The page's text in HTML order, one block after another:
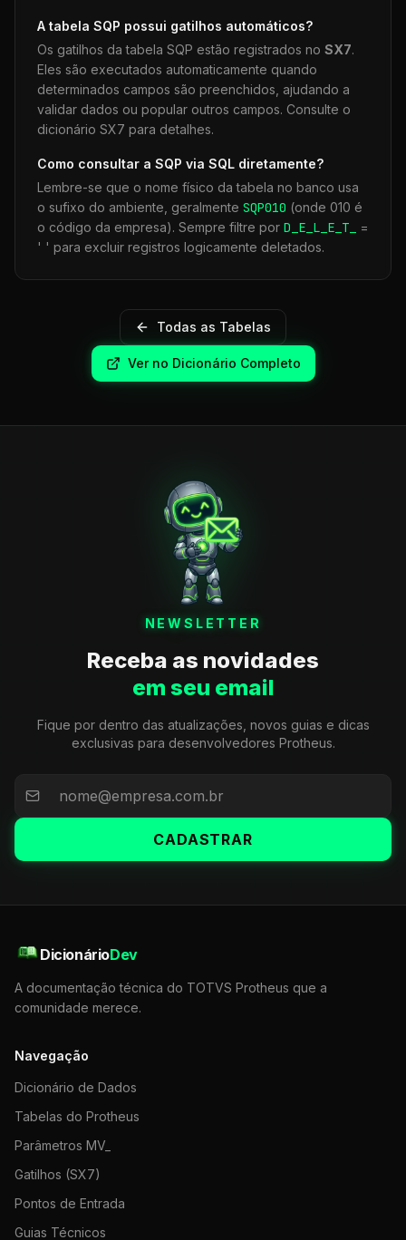
A tabela SQP possui gatilhos automáticos?
Os gatilhos da tabela SQP estão registrados no SX7.
Eles são executados automaticamente quando
determinados campos são preenchidos, ajudando a
validar dados ou popular outros campos. Consulte o
dicionário SX7 para detalhes.
Como consultar a SQP via SQL diretamente?
Lembre-se que o nome físico da tabela no banco usa
o sufixo do ambiente, geralmente SQP010 (onde 010 é
o código da empresa). Sempre filtre por D_E_L_E_T_
=
' ' para excluir registros logicamente deletados.
Todas as Tabelas
Ver no Dicionário Completo
NEWSLETTER
Receba as novidades
em seu email
Fique por dentro das atualizações, novos guias e dicas
exclusivas para desenvolvedores Protheus.
CADASTRAR
DicionárioDev
A documentação técnica do TOTVS Protheus que a
comunidade merece.
Navegação
Dicionário de Dados
Tabelas do Protheus
Parâmetros MV_
Gatilhos (SX7)
Pontos de Entrada
Guias Técnicos